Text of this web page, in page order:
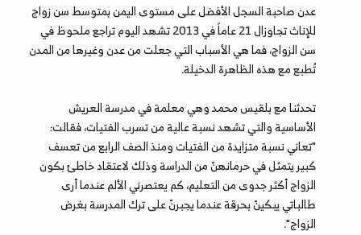
عدن صاحبة السجل الأفضل على مستوى اليمن بمتوسط سن زواج
للإناث تجاوزال 21 عاماً في 2013 تشهد اليوم تراجع ملحوظ في
سن الزواج، فما هي الأسباب التي جعلت من عدن وغيرها من المدن
تُطبع مع هذه الظاهرة الدخيلة.
تحدثنا مع بلقيس محمد وهي معلمة في مدرسة العريش
الأساسية والتي تشهد نسبة عالية من تسرب الفتيات، فقالت:
"تعاني نسبة متزايدة من الفتيات ومنذ الصف الرابع من تعسف
كبير يتمثل في حرمانهنّ من الدراسة وذلك لاعتقاد خاطئ بكون
الزواج أكثر جدوى من التعليم، كم يعتصرني الألم عندما أرى
طالباتي يبكينّ بحرقة عندما يجبرنّ على ترك المدرسة بغرض
الزواج".